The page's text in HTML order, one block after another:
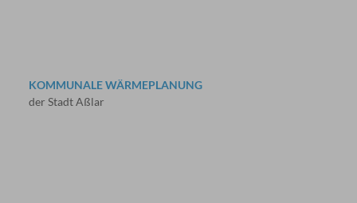
KOMMUNALE WÄRMEPLANUNG
der Stadt Aßlar